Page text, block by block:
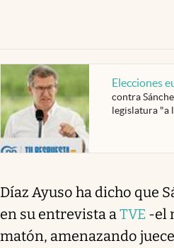
Elecciones
contra
legislatura "a
Díaz Ayuso ha dicho que
en su entrevista a TVE -el
matón, amenazando